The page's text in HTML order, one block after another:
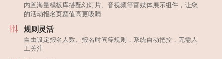
内置海量模板库搭配幻灯片、音视频等富媒体展示组件，让您
的活动报名页颜值高更吸睛
规则灵活
自由设定报名人数、报名时间等规则，系统自动把控，无需人
工关注